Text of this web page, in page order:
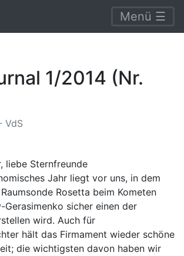
Menü ☰
1/2014 (Nr.
VdS
liebe Sternfreunde
Jahr liegt vor uns, in dem
Rosetta beim Kometen
Gerasimenko sicher einen der
wird. Auch für
hält das Firmament wieder schöne
die wichtigsten davon haben wir